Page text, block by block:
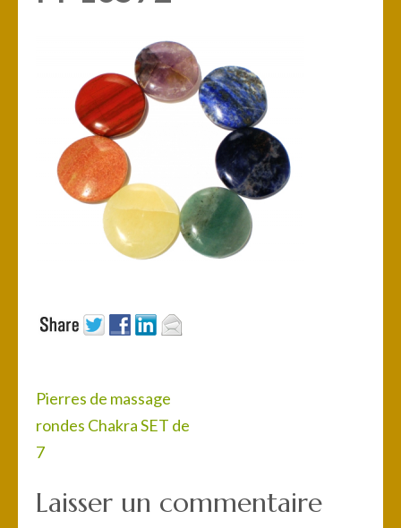
Navigation
de
l’article
Pierres de massage
rondes Chakra SET de
7
Laisser un commentaire